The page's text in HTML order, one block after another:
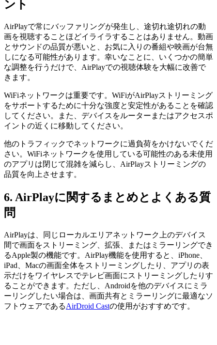
ント
AirPlayで常にバッファリングが発生し、途切れ途切れの動
画を視聴することほどイライラすることはありません。動画
とサウンドの品質が悪いと、お気に入りの番組や映画が台無
しになる可能性があります。幸いなことに、いくつかの簡単
な調整を行うだけで、AirPlayでの視聴体験を大幅に改善で
きます。
WiFiネットワークは重要です。WiFiがAirPlayストリーミング
をサポートするために十分な強度と安定性があることを確認
してください。また、デバイスをルーターまたはアクセスポ
イントの近くに移動してください。
他のトラフィックでネットワークに過負荷をかけないでくだ
さい。WiFiネットワークを使用している可能性のある未使用
のアプリは閉じて混雑を減らし、AirPlayストリーミングの
品質を向上させます。
6. AirPlayに関するまとめとよくある質
問
AirPlayは、同じローカルエリアネットワーク上のデバイス
間で画面をストリーミング、拡張、またはミラーリングでき
るApple製の機能です。AirPlay機能を使用すると、iPhone、
iPad、Macの画面全体をストリーミングしたり、アプリの表
示だけをワイヤレスでテレビ画面にストリーミングしたりす
ることができます。ただし、Androidを他のデバイスにミラ
ーリングしたい場合は、画面共有とミラーリングに最適なソ
フトウェアであるAirDroid Castの使用がおすすめです。